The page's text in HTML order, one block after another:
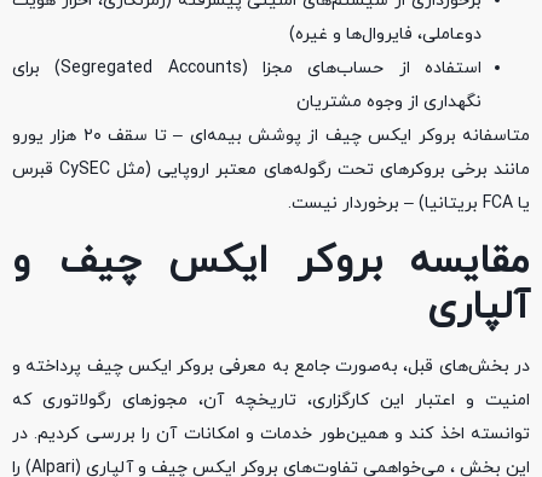
دو‌عاملی، فایروال‌ها و غیره)
استفاده از حساب‌های مجزا (Segregated Accounts) برای
نگهداری از وجوه مشتریان
متاسفانه بروکر ایکس چیف از پوشش بیمه‌ای – تا سقف ۲۰ هزار یورو
مانند برخی بروکرهای تحت رگوله‌های معتبر اروپایی (مثل CySEC قبرس
یا FCA بریتانیا) – برخوردار نیست.
مقایسه بروکر ایکس چیف و
آلپاری
در بخش‌های قبل، به‌صورت جامع به معرفی بروکر ایکس چیف پرداخته و
امنیت و اعتبار این کارگزاری، تاریخچه آن، مجوزهای رگولاتوری که
توانسته اخذ کند و همین‌طور خدمات و امکانات آن را بررسی کردیم. در
این بخش ، می‌خواهمی تفاوت‌های بروکر ایکس چیف و آلپاری (Alpari) را